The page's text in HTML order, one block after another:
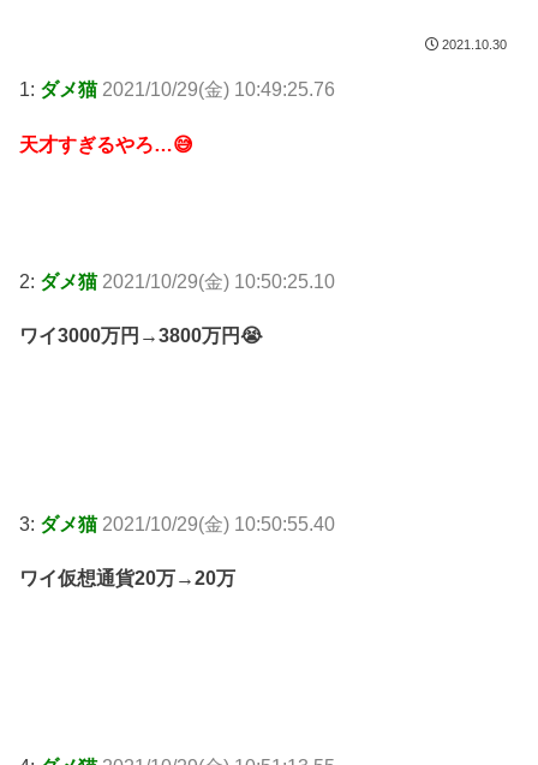
2021.10.30
1: ダメ猫 2021/10/29(金) 10:49:25.76
天才すぎるやろ…😅
2: ダメ猫 2021/10/29(金) 10:50:25.10
ワイ3000万円→3800万円😭
3: ダメ猫 2021/10/29(金) 10:50:55.40
ワイ仮想通貨20万→20万